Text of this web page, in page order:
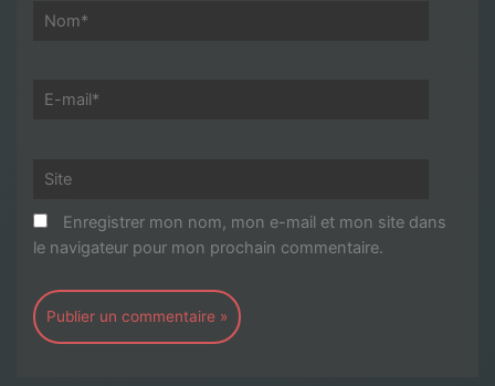
Nom*
E-
Site
Enregistrer mon nom, mon e-mail et mon site dans
le navigateur pour mon prochain commentaire.